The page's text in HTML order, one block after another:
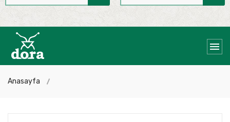
Anasayfa